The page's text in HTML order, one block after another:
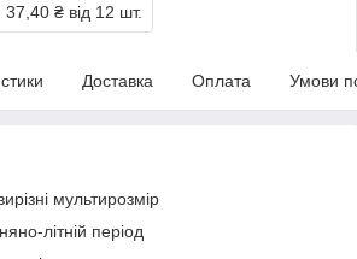
37,40 ₴ від 12 шт.
Доставка Оплата Умови
мультирозмір
літній період